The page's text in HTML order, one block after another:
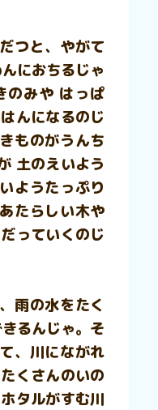
つと、やがて
におちるじゃ
みや はっぱ
んになるのじ
ものがうんち
土のえいよう
ようたっぷり
たらしい木や
っていくのじ
雨の水をたく
るんじゃ。そ
、川にながれ
くさんのいの
タルがすむ川